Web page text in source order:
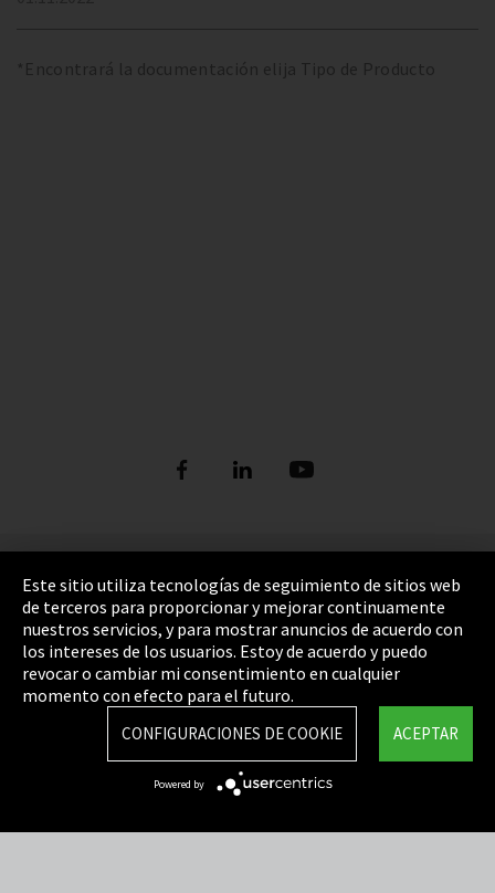
*Encontrará la documentación elija Tipo de Producto
Pie de imprenta
Política de privacidad
Cookie Settings
Términos y Condiciones
Mapa del sitio
Integrity Line
Este sitio utiliza tecnologías de seguimiento de sitios web
de terceros para proporcionar y mejorar continuamente
nuestros servicios, y para mostrar anuncios de acuerdo con
los intereses de los usuarios. Estoy de acuerdo y puedo
revocar o cambiar mi consentimiento en cualquier
momento con efecto para el futuro.
ACEPTAR
CONFIGURACIONES DE COOKIE
Powered by